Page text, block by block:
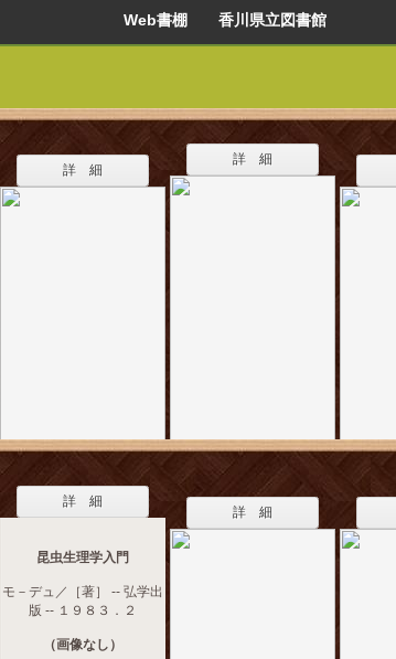
Web書棚 香川県立図書館
詳 細
詳 細
詳 細
昆虫生理学入門
モ－デュ／［著］ -- 弘学出
版 -- １９８３．２
（画像なし）
詳 細